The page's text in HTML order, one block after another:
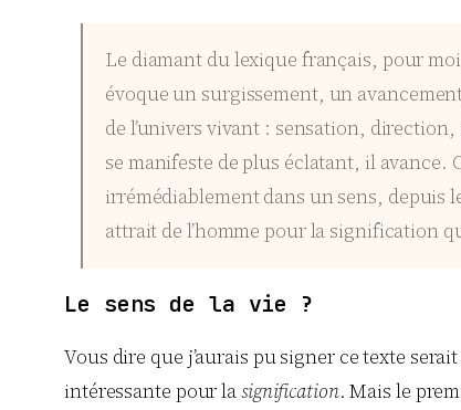
Le diamant du lexique français, pour
évoque un surgissement, un
de l’univers vivant : sensation,
se manifeste de plus éclatant, il avance.
irrémédiablement dans un sens, depuis
attrait de l’homme pour la signification
Le sens de la vie ?
Vous dire que j’aurais pu signer ce texte
intéressante pour lasignification. Mais le